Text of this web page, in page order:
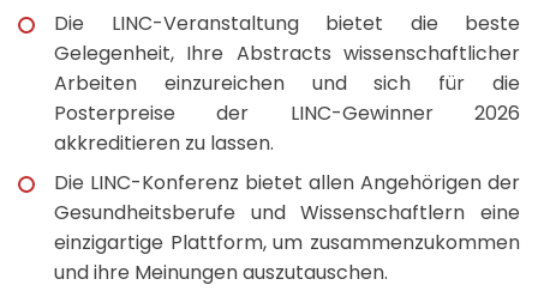
Die LINC-Veranstaltung bietet die beste
Gelegenheit, Ihre Abstracts wissenschaftlicher
Arbeiten einzureichen und sich für die
Posterpreise der LINC-Gewinner 2026
akkreditieren zu lassen.
Die LINC-Konferenz bietet allen Angehörigen der
Gesundheitsberufe und Wissenschaftlern eine
einzigartige Plattform, um zusammenzukommen
und ihre Meinungen auszutauschen.